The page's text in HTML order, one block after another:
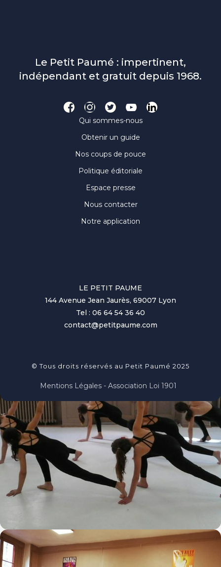
Le Petit Paumé : impertinent,
indépendant et gratuit depuis 1968.
Qui sommes-nous
Obtenir un guide
Nos coups de pouce
Politique éditoriale
Espace presse
Nous contacter
Notre application
LE PETIT PAUME
144 Avenue Jean Jaurès, 69007 Lyon
Tel : 06 64 54 36 40
contact@petitpaume.com
© Tous droits réservés au Petit Paumé 2025
Mentions Légales - Association Loi 1901